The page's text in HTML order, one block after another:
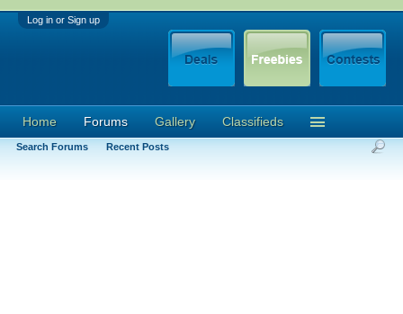
Log in or Sign up
Home Forums
Search Forums Recent Posts
Gallery Classifieds